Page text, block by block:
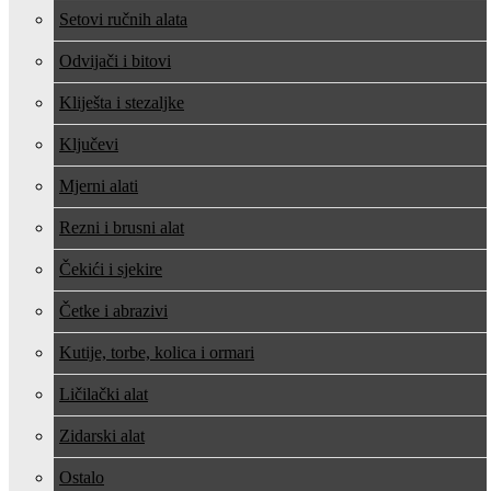
Setovi ručnih alata
Odvijači i bitovi
Kliješta i stezaljke
Ključevi
Mjerni alati
Rezni i brusni alat
Čekići i sjekire
Četke i abrazivi
Kutije, torbe, kolica i ormari
Ličilački alat
Zidarski alat
Ostalo